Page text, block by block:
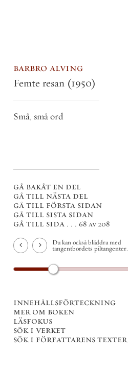
barbro alving
Femte resan (1950)
Små, små ord
gå bakåt en del
gå till nästa del
gå till första sidan
gå till sista sidan
gå till sida . . . 68 av 208
Du kan också bläddra med
tangentbordets piltangenter.
innehållsförteckning
mer om boken
läsfokus
sök i verket
sök i författarens texter